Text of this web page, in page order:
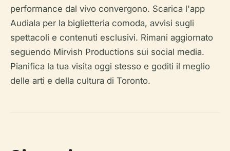
performance dal vivo convergono. Scarica l'app
Audiala per la biglietteria comoda, avvisi sugli
spettacoli e contenuti esclusivi. Rimani aggiornato
seguendo Mirvish Productions sui social media.
Pianifica la tua visita oggi stesso e goditi il meglio
delle arti e della cultura di Toronto.